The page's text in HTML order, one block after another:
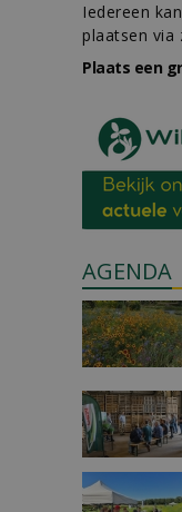
Iedereen
plaatsen via
Plaats een
AGENDA